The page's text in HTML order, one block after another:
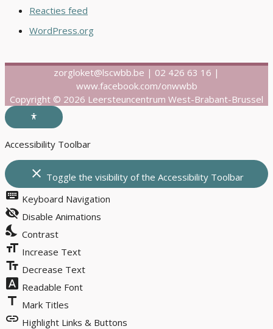
Reacties feed
WordPress.org
zorgloket@lscwbb.be | 02 426 63 16 |
www.facebook.com/onwwbb
Copyright © 2026 Leersteuncentrum West-Brabant-Brussel
Accessibility Toolbar
close Toggle the visibility of the Accessibility Toolbar
keyboard Keyboard Navigation
visibility_off Disable Animations
nights_stay Contrast
format_size Increase Text
text_fields Decrease Text
font_download Readable Font
title Mark Titles
link Highlight Links & Buttons